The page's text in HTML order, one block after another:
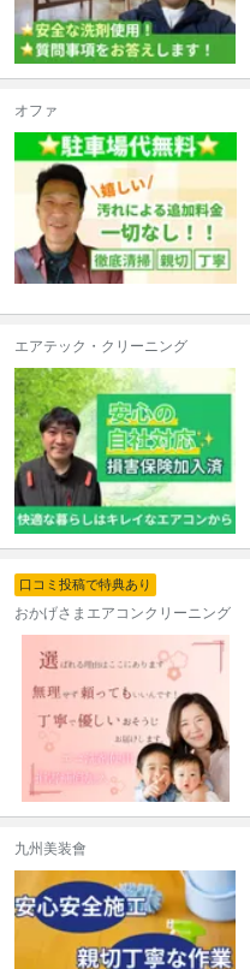
オファ
エアテック・クリーニング
口コミ投稿で特典あり
おかげさまエアコンクリーニング
九州美装會